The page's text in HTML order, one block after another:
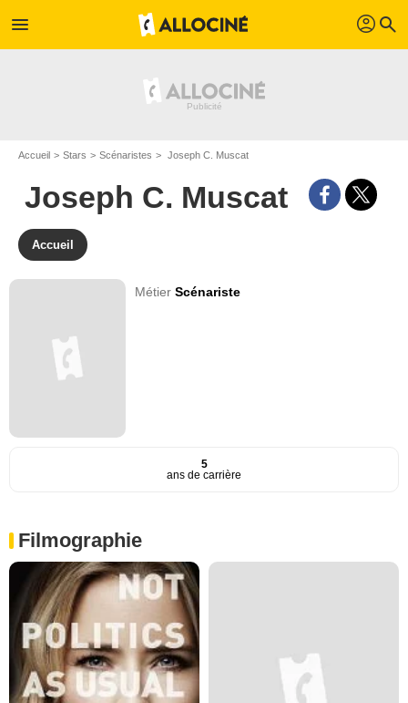
menu profil search
Accueil Stars Scénaristes Joseph C. Muscat
Joseph C. Muscat
Accueil
MétierScénariste
5
ans de carrière
Filmographie